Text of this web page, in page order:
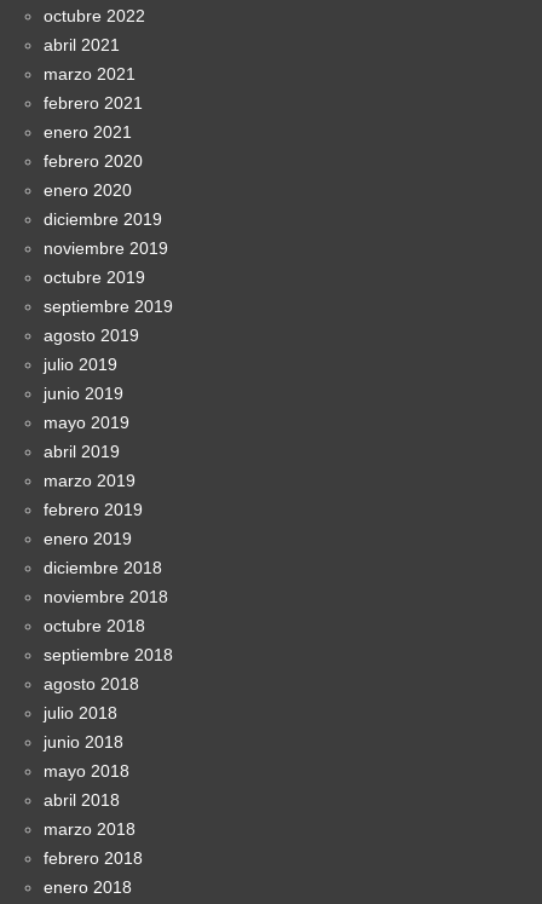
octubre 2022
abril 2021
marzo 2021
febrero 2021
enero 2021
febrero 2020
enero 2020
diciembre 2019
noviembre 2019
octubre 2019
septiembre 2019
agosto 2019
julio 2019
junio 2019
mayo 2019
abril 2019
marzo 2019
febrero 2019
enero 2019
diciembre 2018
noviembre 2018
octubre 2018
septiembre 2018
agosto 2018
julio 2018
junio 2018
mayo 2018
abril 2018
marzo 2018
febrero 2018
enero 2018